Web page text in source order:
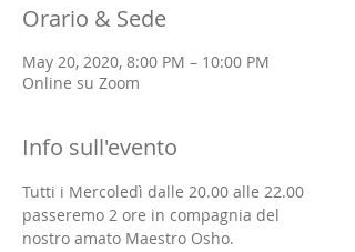
Orario & Sede
May 20, 2020, 8:00 PM – 10:00 PM
Online su Zoom
Info sull'evento
Tutti i Mercoledì dalle 20.00 alle 22.00
passeremo 2 ore in compagnia del
nostro amato Maestro Osho.